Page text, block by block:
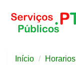
Início
Horarios